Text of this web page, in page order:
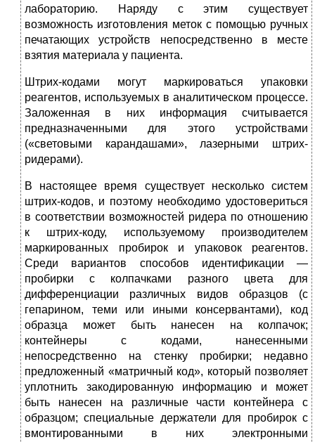
лабораторию. Наряду с этим существует
возможность изготовления меток с по­мощью ручных
печатающих устройств непосредственно в месте
взятия материала у пациента.
Штрих-кодами могут маркироваться упаковки
реагентов, ис­пользуемых в аналитическом процессе.
Заложенная в них инфор­мация считывается
предназначенными для этого устройствами
(«световыми карандашами», лазерными штрих-
ридерами).
В настоящее время существует несколько систем
штрих-кодов, и поэтому необходимо удостовериться
в соответствии возможно­стей ридера по отношению
к штрих-коду, используемому произ­водителем
маркированных пробирок и упаковок реагентов.
Среди вариантов способов идентификации —
пробирки с колпачками разного цвета для
дифференциации различных видов образцов (с
гепарином, теми или иными консервантами), код
образца мо­жет быть нанесен на колпачок;
контейнеры с кодами, нанесен­ными
непосредственно на стенку пробирки; недавно
предложен­ный «матричный код», который позволяет
уплотнить закодиро­ванную информацию и может
быть нанесен на различные части контейнера с
образцом; специальные держатели для пробирок с
вмонтированными в них электронными